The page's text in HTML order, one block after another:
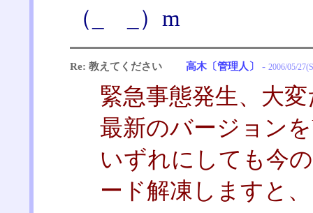
（_ _）m
Re: 教えてください 高木〔管理人〕 - 2006/05/
緊急事態発生、大
最新のバージョン
いずれにしても今
ード解凍しますと、